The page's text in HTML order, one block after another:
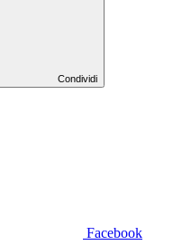
Condividi
Facebook